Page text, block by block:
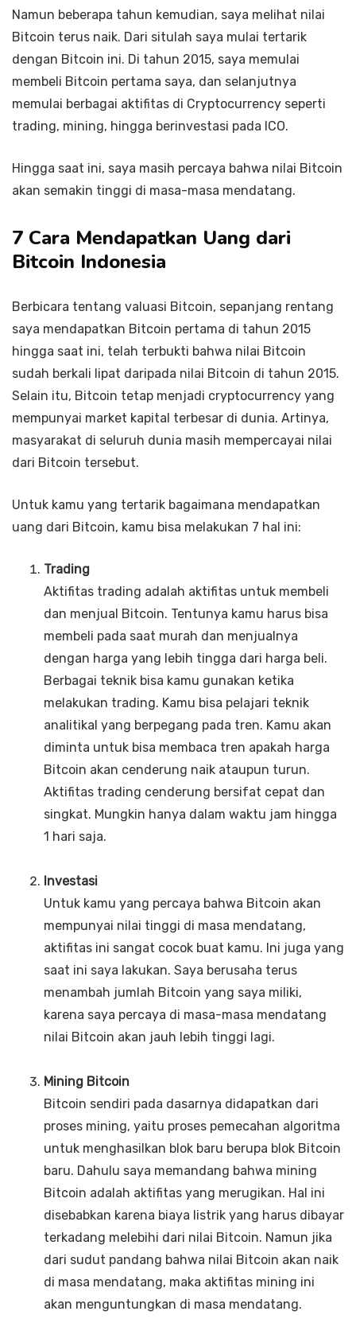
Namun beberapa tahun kemudian, saya melihat nilai
Bitcoin terus naik. Dari situlah saya mulai tertarik
dengan Bitcoin ini. Di tahun 2015, saya memulai
membeli Bitcoin pertama saya, dan selanjutnya
memulai berbagai aktifitas di Cryptocurrency seperti
trading, mining, hingga berinvestasi pada ICO.
Hingga saat ini, saya masih percaya bahwa nilai Bitcoin
akan semakin tinggi di masa-masa mendatang.
7 Cara Mendapatkan Uang dari
Bitcoin Indonesia
Berbicara tentang valuasi Bitcoin, sepanjang rentang
saya mendapatkan Bitcoin pertama di tahun 2015
hingga saat ini, telah terbukti bahwa nilai Bitcoin
sudah berkali lipat daripada nilai Bitcoin di tahun 2015.
Selain itu, Bitcoin tetap menjadi cryptocurrency yang
mempunyai market kapital terbesar di dunia. Artinya,
masyarakat di seluruh dunia masih mempercayai nilai
dari Bitcoin tersebut.
Untuk kamu yang tertarik bagaimana mendapatkan
uang dari Bitcoin, kamu bisa melakukan 7 hal ini:
Trading
Aktifitas trading adalah aktifitas untuk membeli
dan menjual Bitcoin. Tentunya kamu harus bisa
membeli pada saat murah dan menjualnya
dengan harga yang lebih tingga dari harga beli.
Berbagai teknik bisa kamu gunakan ketika
melakukan trading. Kamu bisa pelajari teknik
analitikal yang berpegang pada tren. Kamu akan
diminta untuk bisa membaca tren apakah harga
Bitcoin akan cenderung naik ataupun turun.
Aktifitas trading cenderung bersifat cepat dan
singkat. Mungkin hanya dalam waktu jam hingga
1 hari saja.
Investasi
Untuk kamu yang percaya bahwa Bitcoin akan
mempunyai nilai tinggi di masa mendatang,
aktifitas ini sangat cocok buat kamu. Ini juga yang
saat ini saya lakukan. Saya berusaha terus
menambah jumlah Bitcoin yang saya miliki,
karena saya percaya di masa-masa mendatang
nilai Bitcoin akan jauh lebih tinggi lagi.
Mining Bitcoin
Bitcoin sendiri pada dasarnya didapatkan dari
proses mining, yaitu proses pemecahan algoritma
untuk menghasilkan blok baru berupa blok Bitcoin
baru. Dahulu saya memandang bahwa mining
Bitcoin adalah aktifitas yang merugikan. Hal ini
disebabkan karena biaya listrik yang harus dibayar
terkadang melebihi dari nilai Bitcoin. Namun jika
dari sudut pandang bahwa nilai Bitcoin akan naik
di masa mendatang, maka aktifitas mining ini
akan menguntungkan di masa mendatang.